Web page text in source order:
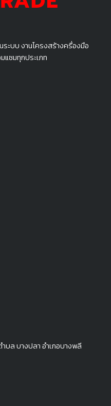
ะบบ งานโครงสร้างครื่องมือ
แซมทุกประเภท
ำบล บางปลา อำเภอบางพลี